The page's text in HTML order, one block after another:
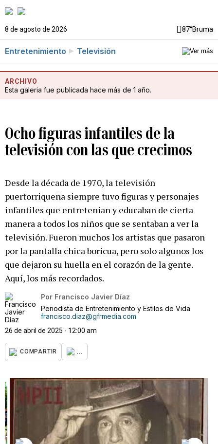
8 de agosto de 2026 87°Bruma
Entretenimiento Televisión
ARCHIVO
Esta galeria fue publicada hace más de 1 año.
Ocho figuras infantiles de la
televisión con las que crecimos
Desde la década de 1970, la televisión
puertorriqueña siempre tuvo figuras y personajes
infantiles que entretenian y educaban de cierta
manera a todos los niños que se sentaban a ver la
televisión. Fueron muchos los artistas que pasaron
por la pantalla chica boricua, pero solo algunos los
que dejaron su huella en el corazón de la gente.
Aquí, los más recordados.
Por Francisco Javier Díaz
Periodista de Entretenimiento y Estilos de Vida
francisco.diaz@gfrmedia.com
26 de abril de 2025 - 12:00 am
COMPARTIR ...